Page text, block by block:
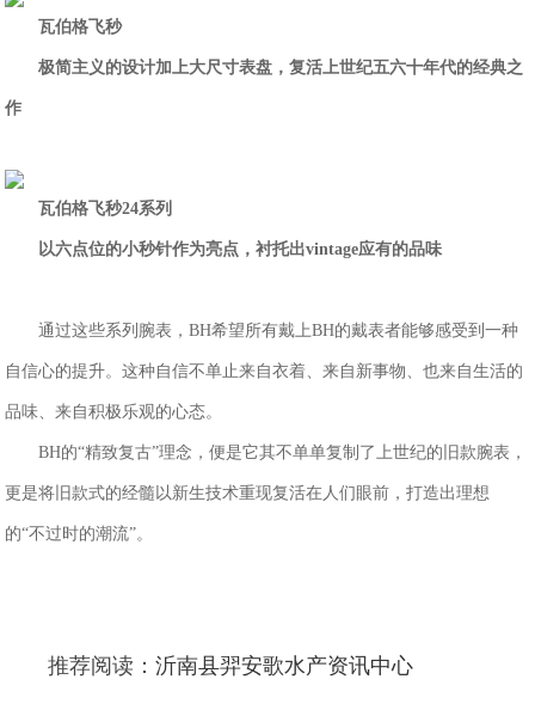
瓦伯格飞秒
极简主义的设计加上大尺寸表盘，复活上世纪五六十年代的经典之
作
瓦伯格飞秒24系列
以六点位的小秒针作为亮点，衬托出vintage应有的品味
通过这些系列腕表，BH希望所有戴上BH的戴表者能够感受到一种
自信心的提升。这种自信不单止来自衣着、来自新事物、也来自生活的
品味、来自积极乐观的心态。
BH的“精致复古”理念，便是它其不单单复制了上世纪的旧款腕表，
更是将旧款式的经髓以新生技术重现复活在人们眼前，打造出理想
的“不过时的潮流”。
推荐阅读：沂南县羿安歌水产资讯中心